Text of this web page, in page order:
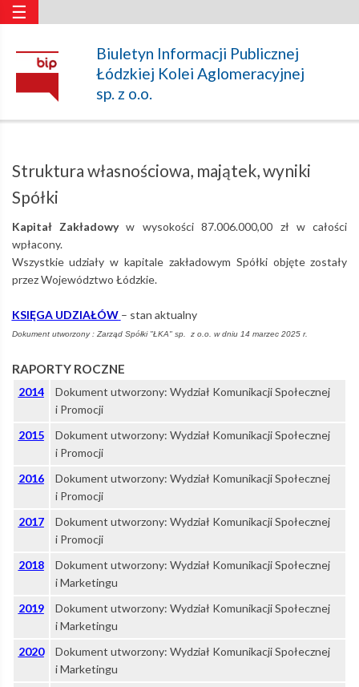
Struktura
własnościowa,
wyniki
Spółki
–
Łódzka
Kolej
Aglomeracyjna
Biuletyn Informacji Publicznej
Łódzkiej Kolei Aglomeracyjnej
sp. z o.o.
☰
Struktura własnościowa, majątek, wyniki
Spółki
Kapitał Zakładowyw wysokości 87.006.000,00 zł w całości
wpłacony.
Wszystkie udziały w kapitale zakładowym Spółki objęte zostały
przez Województwo Łódzkie.
KSIĘGA UDZIAŁÓW – stan aktualny
Dokument utworzony : Zarząd Spółki "ŁKA" sp. z o.o. w dniu 14 marzec 2025 r.
RAPORTY ROCZNE
2014
Dokument utworzony: Wydział Komunikacji Społecznej
i Promocji
2015
Dokument utworzony: Wydział Komunikacji Społecznej
i Promocji
2016
Dokument utworzony: Wydział Komunikacji Społecznej
i Promocji
2017
Dokument utworzony: Wydział Komunikacji Społecznej
i Promocji
2018
Dokument utworzony: Wydział Komunikacji Społecznej
i Marketingu
2019
Dokument utworzony: Wydział Komunikacji Społecznej
i Marketingu
2020
Dokument utworzony: Wydział Komunikacji Społecznej
i Marketingu